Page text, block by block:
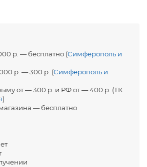
р. — бесплатно (Симферополь и
р. — 300 р. (Симферополь и
от — 300 р. и РФ от — 400 р. (ТК
)
— бесплатно